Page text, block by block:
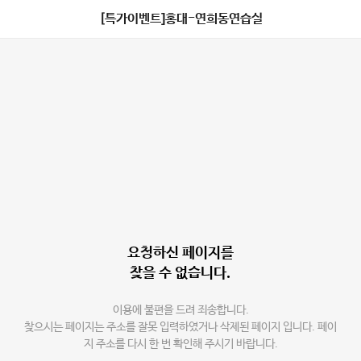
[특가이벤트]홍대-연희동연습실
요청하신 페이지를
찾을 수 없습니다.
이용에 불편을 드려 죄송합니다.
찾으시는 페이지는 주소를 잘못 입력하였거나 삭제된 페이지 입니다. 페이
지 주소를 다시 한 번 확인해 주시기 바랍니다.